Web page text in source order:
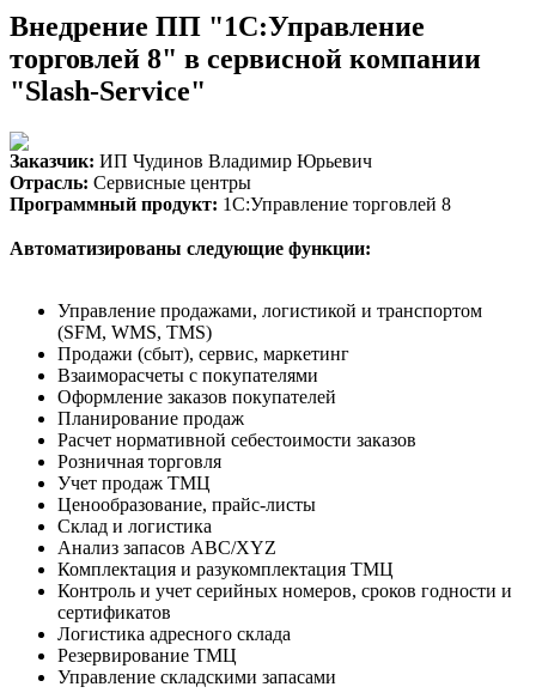
Внедрение ПП "1С:Управление
торговлей 8" в сервисной компании
"Slash-Service"
Заказчик: ИП Чудинов Владимир Юрьевич
Отрасль: Сервисные центры
Программный продукт: 1С:Управление торговлей 8
Автоматизированы следующие функции:
Управление продажами, логистикой и транспортом
(SFM, WMS, TMS)
Продажи (сбыт), сервис, маркетинг
Взаиморасчеты с покупателями
Оформление заказов покупателей
Планирование продаж
Расчет нормативной себестоимости заказов
Розничная торговля
Учет продаж ТМЦ
Ценообразование, прайс-листы
Склад и логистика
Анализ запасов ABC/XYZ
Комплектация и разукомплектация ТМЦ
Контроль и учет серийных номеров, сроков годности и
сертификатов
Логистика адресного склада
Резервирование ТМЦ
Управление складскими запасами